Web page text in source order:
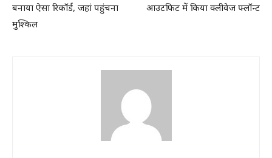
बनाया ऐसा रिकॉर्ड, जहां पहुंचना
मुश्किल
आउटफिट में किया क्लीवेज फ्लॉन्ट